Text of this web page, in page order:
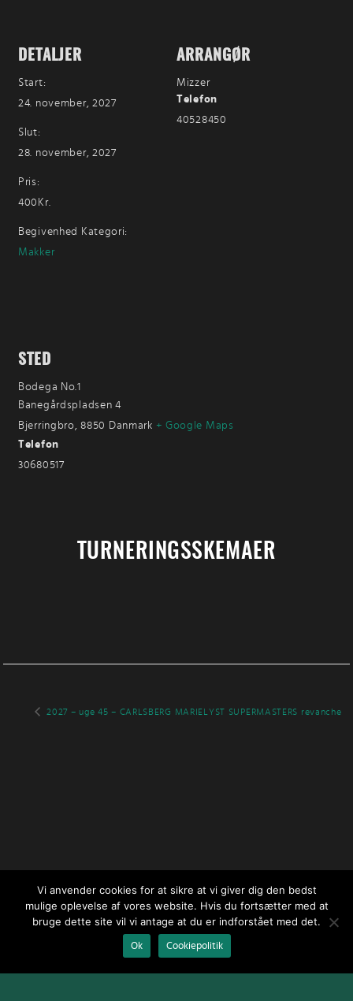
DETALJER
Start:
24. november, 2027
Slut:
28. november, 2027
Pris:
400Kr.
Begivenhed Kategori:
Makker
ARRANGØR
Mizzer
Telefon
40528450
STED
Bodega No.1
Banegårdspladsen 4
Bjerringbro, 8850 Danmark + Google Maps
Telefon
30680517
TURNERINGSSKEMAER
2027 – uge 45 – CARLSBERG MARIELYST SUPERMASTERS revanche
Vi anvender cookies for at sikre at vi giver dig den bedst
mulige oplevelse af vores website. Hvis du fortsætter med at
bruge dette site vil vi antage at du er indforstået med det.
Ok
Cookiepolitik